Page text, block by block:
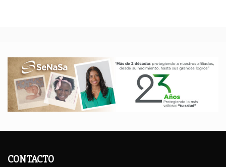
CONTACTO